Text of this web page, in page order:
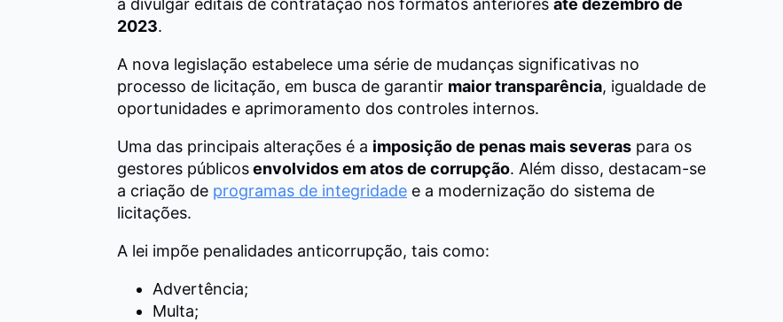
a divulgar editais de contratação nos formatos anteriores até dezembro de
2023.
A nova legislação estabelece uma série de mudanças significativas no
processo de licitação, em busca de garantir maior transparência, igualdade de
oportunidades e aprimoramento dos controles internos.
Uma das principais alterações é a imposição de penas mais severas para os
gestores públicosenvolvidos em atos de corrupção. Além disso, destacam-se
a criação de programas de integridade e a modernização do sistema de
licitações.
A lei impõe penalidades anticorrupção, tais como:
Advertência;
Multa;